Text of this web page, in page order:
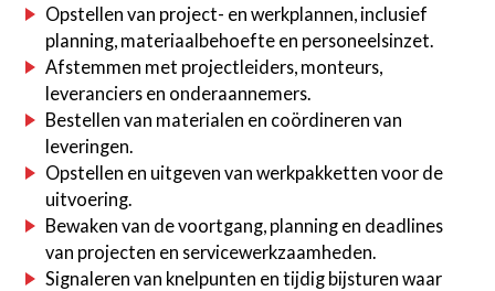
Opstellen van project- en werkplannen, inclusief
planning, materiaalbehoefte en personeelsinzet.
Afstemmen met projectleiders, monteurs,
leveranciers en onderaannemers.
Bestellen van materialen en coördineren van
leveringen.
Opstellen en uitgeven van werkpakketten voor de
uitvoering.
Bewaken van de voortgang, planning en deadlines
van projecten en servicewerkzaamheden.
Signaleren van knelpunten en tijdig bijsturen waar